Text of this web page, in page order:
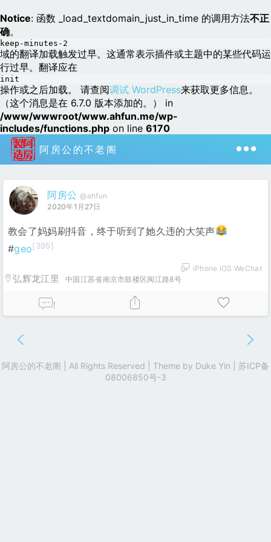
Notice: 函数 _load_textdomain_just_in_time 的调用方法不正
确。
keep-minutes-2
域的翻译加载触发过早。这通常表示插件或主题中的某些代码运
行过早。翻译应在
init
操作或之后加载。 请查阅调试 WordPress来获取更多信息。
（这个消息是在 6.7.0 版本添加的。） in
/www/wwwroot/www.ahfun.me/wp-
includes/functions.php on line 6170
阿房公的不老阁
阿房公 @ahfun
2020年1月27日
教会了妈妈刷抖音，终于听到了她久违的大笑声
#geo[395]
iPhone iOS WeChat
弘辉龙江里 中国江苏省南京市鼓楼区闽江路8号
!
阿房公的不老阁 | All Rights Reserved | Theme by Duke Yin
苏ICP备
08006850号-3